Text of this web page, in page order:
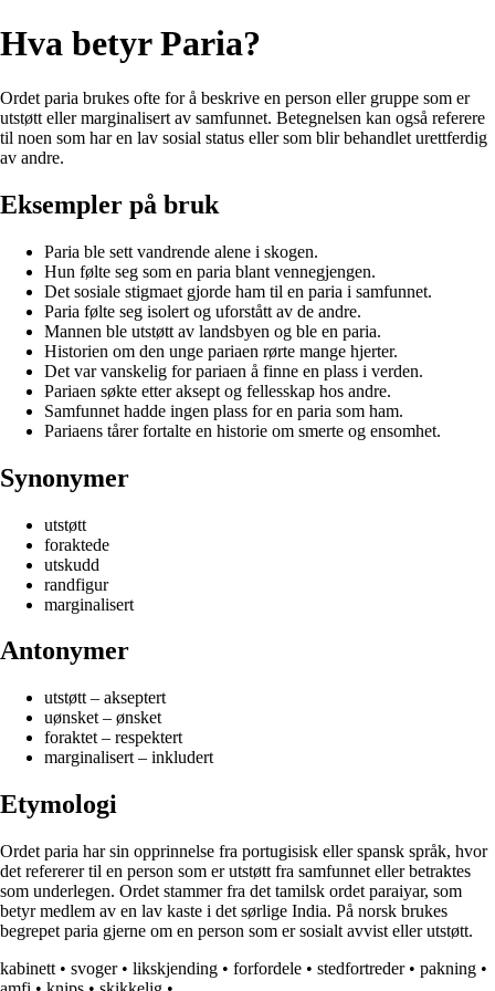
Hva betyr Paria?
Ordet paria brukes ofte for å beskrive en person eller gruppe som er
utstøtt eller marginalisert av samfunnet. Betegnelsen kan også referere
til noen som har en lav sosial status eller som blir behandlet urettferdig
av andre.
Eksempler på bruk
Paria ble sett vandrende alene i skogen.
Hun følte seg som en paria blant vennegjengen.
Det sosiale stigmaet gjorde ham til en paria i samfunnet.
Paria følte seg isolert og uforstått av de andre.
Mannen ble utstøtt av landsbyen og ble en paria.
Historien om den unge pariaen rørte mange hjerter.
Det var vanskelig for pariaen å finne en plass i verden.
Pariaen søkte etter aksept og fellesskap hos andre.
Samfunnet hadde ingen plass for en paria som ham.
Pariaens tårer fortalte en historie om smerte og ensomhet.
Synonymer
utstøtt
foraktede
utskudd
randfigur
marginalisert
Antonymer
utstøtt – akseptert
uønsket – ønsket
foraktet – respektert
marginalisert – inkludert
Etymologi
Ordet paria har sin opprinnelse fra portugisisk eller spansk språk, hvor
det refererer til en person som er utstøtt fra samfunnet eller betraktes
som underlegen. Ordet stammer fra det tamilsk ordet paraiyar, som
betyr medlem av en lav kaste i det sørlige India. På norsk brukes
begrepet paria gjerne om en person som er sosialt avvist eller utstøtt.
kabinett • svoger• likskjending • forfordele • stedfortreder• pakning •